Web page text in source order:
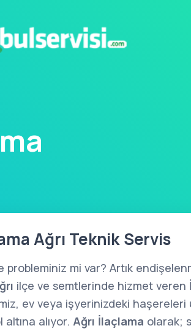
Ağrı Teknik Servis
probleminiz mi var? Artık
ilçe ve semtlerinde hizmet veren
ev veya işyerinizdeki haşereleri
alıyor. Ağrı İlaçlama olarak;